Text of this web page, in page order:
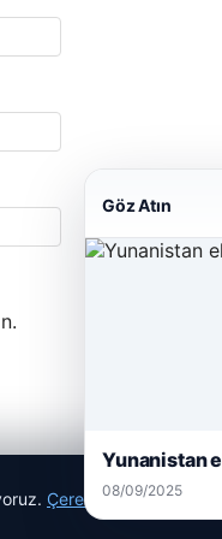
Çerez Politikamız
Göz Atın
Yunanistan
08/09/2025